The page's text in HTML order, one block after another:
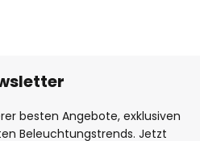
besten Angebote, exklusiven
Beleuchtungstrends. Jetzt